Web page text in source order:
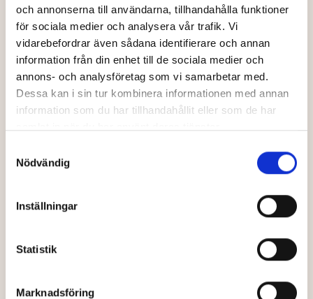
och annonserna till användarna, tillhandahålla funktioner
för sociala medier och analysera vår trafik. Vi
vidarebefordrar även sådana identifierare och annan
information från din enhet till de sociala medier och
annons- och analysföretag som vi samarbetar med.
Dessa kan i sin tur kombinera informationen med annan
information som du har tillhandahållit eller som de har
Nödvändig
Inställningar
Statistik
Marknadsföring
Trygga, lyhörda och på din sida
Vi erbjuder ett första samtal – helt gratis och
utan att du förbinder dig till något. Tillsammans